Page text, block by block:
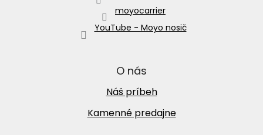
moyocarrier
YouTube - Moyo nosič
O nás
Náš príbeh
Kamenné predajne